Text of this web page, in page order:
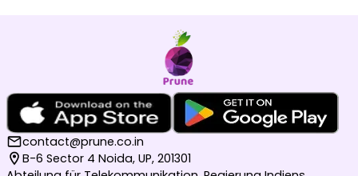
contact@prune.co.in
B-6 Sector 4 Noida, UP, 201301